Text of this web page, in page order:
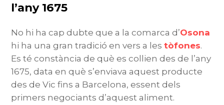
l’any 1675
No hi ha cap dubte que a la comarca d’Osona
hi ha una gran tradició en vers a lestòfones.
Es té constància de què es collien des de l’any
1675, data en què s’enviava aquest producte
des de Vic fins a Barcelona, essent dels
primers negociants d’aquest aliment.